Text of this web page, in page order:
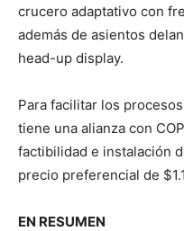
crucero adaptativo con
además de asientos
head-up display.
Para facilitar los
tiene una alianza con
factibilidad e instalación
precio preferencial de
EN RESUMEN